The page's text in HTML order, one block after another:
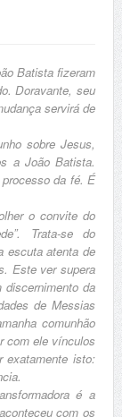
Batista fizeram
Doravante, seu
servirá de
sobre Jesus,
a João Batista.
da fé. É
o convite do
Trata-se do
escuta atenta de
Este ver supera
da
de Messias
comunhão
com ele vínculos
exatamente isto:
é a
com os